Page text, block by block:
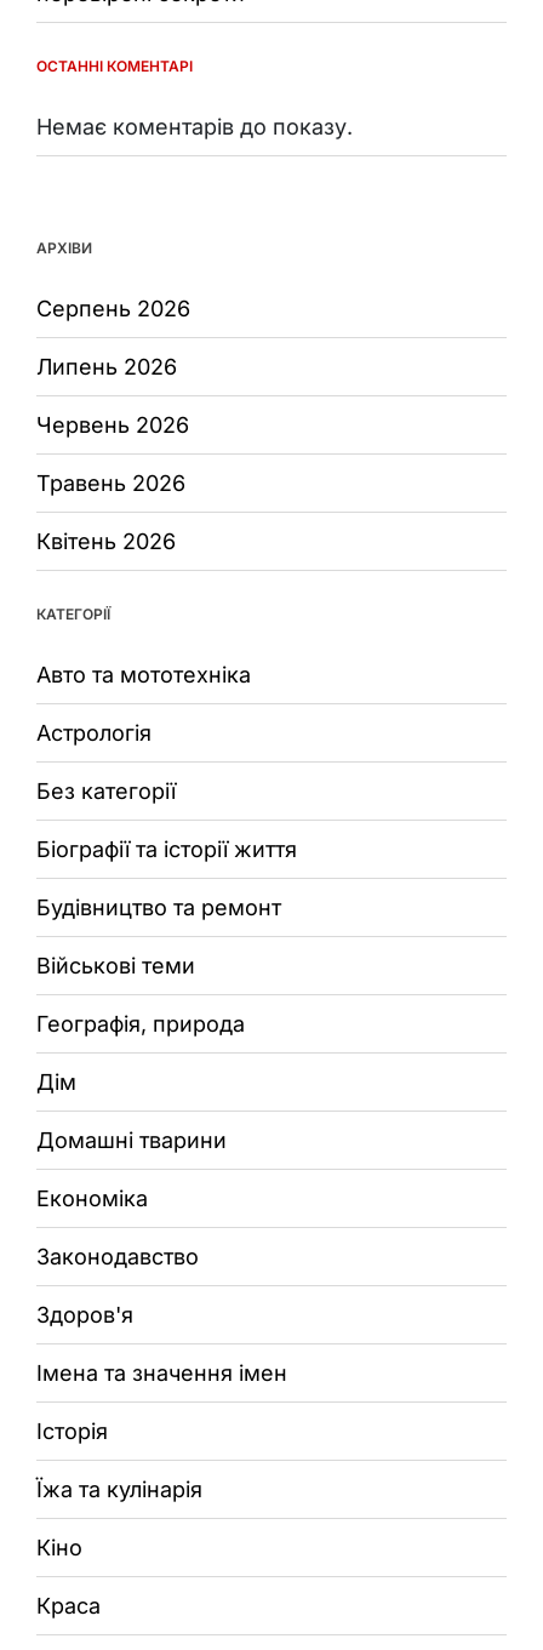
ОСТАННІ КОМЕНТАРІ
Немає коментарів до показу.
АРХІВИ
Серпень 2026
Липень 2026
Червень 2026
Травень 2026
Квітень 2026
КАТЕГОРІЇ
Авто та мототехніка
Астрологія
Без категорії
Біографії та історії життя
Будівництво та ремонт
Військові теми
Географія, природа
Дім
Домашні тварини
Економіка
Законодавство
Здоров'я
Імена та значення імен
Історія
Їжа та кулінарія
Кіно
Краса